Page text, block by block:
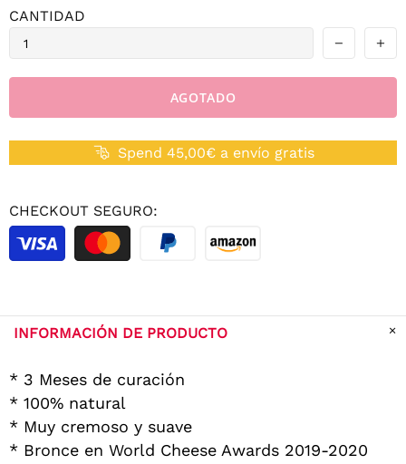
CANTIDAD
AGOTADO
Spend 45,00€ a envío gratis
CHECKOUT SEGURO:
INFORMACIÓN DE PRODUCTO
* 3 Meses de curación
* 100% natural
* Muy cremoso y suave
* Bronce en World Cheese Awards 2019-2020